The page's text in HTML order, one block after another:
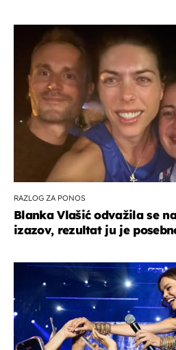
RAZLOG ZA PONOS
Blanka Vlašić odvažila se
izazov, rezultat ju je